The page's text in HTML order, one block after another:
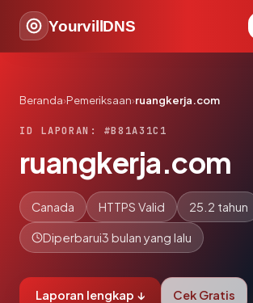
YourvillDNS
Beranda›Pemeriksaan›ruangkerja.com
ID LAPORAN: #B81A31C1
ruangkerja.com
Canada HTTPS Valid 25.2 tahun
Diperbarui3 bulan yang lalu
Laporan lengkap ↓ Cek Gratis